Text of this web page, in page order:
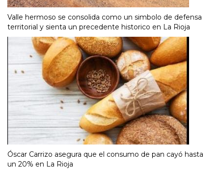
Valle hermoso se consolida como un simbolo de defensa
territorial y sienta un precedente historico en La Rioja
Óscar Carrizo asegura que el consumo de pan cayó hasta
un 20% en La Rioja